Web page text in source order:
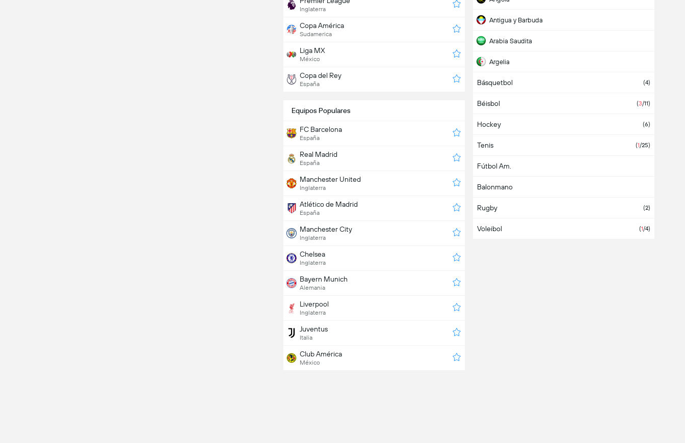
Inglaterra
Copa América
Sudamerica
Liga MX
México
Copa del Rey
España
Antigua y Barbuda
Arabia Saudita
Argelia
Argentina
Armenia
Aruba
Asia
Australia
Austria
Azerbaiyán
Bahamas
Básquetbol (4)
Béisbol (3/11)
Hockey (6)
Tenis (1/25)
Fútbol Am.
Balonmano
Rugby (2)
Voleibol (1/4)
Equipos Populares
FC Barcelona
España
Real Madrid
España
Manchester United
Inglaterra
Atlético de Madrid
España
Manchester City
Inglaterra
Chelsea
Inglaterra
Bayern Munich
Alemania
Liverpool
Inglaterra
Juventus
Italia
Club América
México